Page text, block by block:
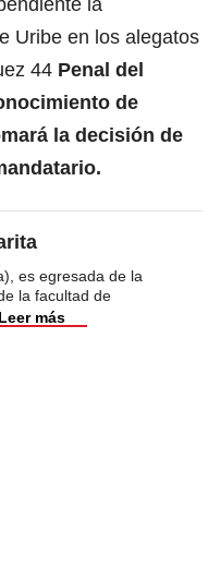
Uribe en los alegatos
44 Penal del
de
la decisión de
es egresada de la
la facultad de
Leer más